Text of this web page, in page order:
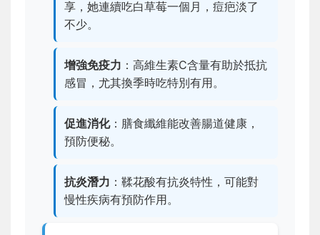
享，她連續吃白草莓一個月，痘疤淡了
不少。
增強免疫力 ：高維生素C含量有助於抵抗
感冒，尤其換季時吃特別有用。
促進消化：膳食纖維能改善腸道健康，
預防便秘。
抗炎潛力 ：鞣花酸有抗炎特性，可能對
慢性疾病有預防作用。